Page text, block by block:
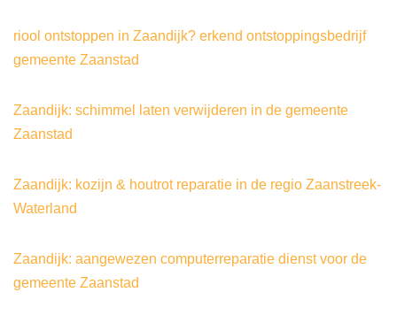
riool ontstoppen in Zaandijk? erkend ontstoppingsbedrijf
gemeente Zaanstad
Zaandijk: schimmel laten verwijderen in de gemeente
Zaanstad
Zaandijk: kozijn & houtrot reparatie in de regio Zaanstreek-
Waterland
Zaandijk: aangewezen computerreparatie dienst voor de
gemeente Zaanstad